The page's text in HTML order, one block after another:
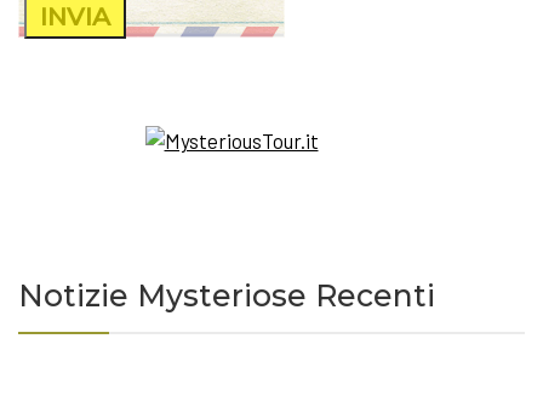
Notizie Mysteriose Recenti